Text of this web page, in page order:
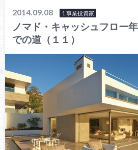
2014.09.08 1 事業投資家
ノマド・キャッシュフロー
での道（１１）